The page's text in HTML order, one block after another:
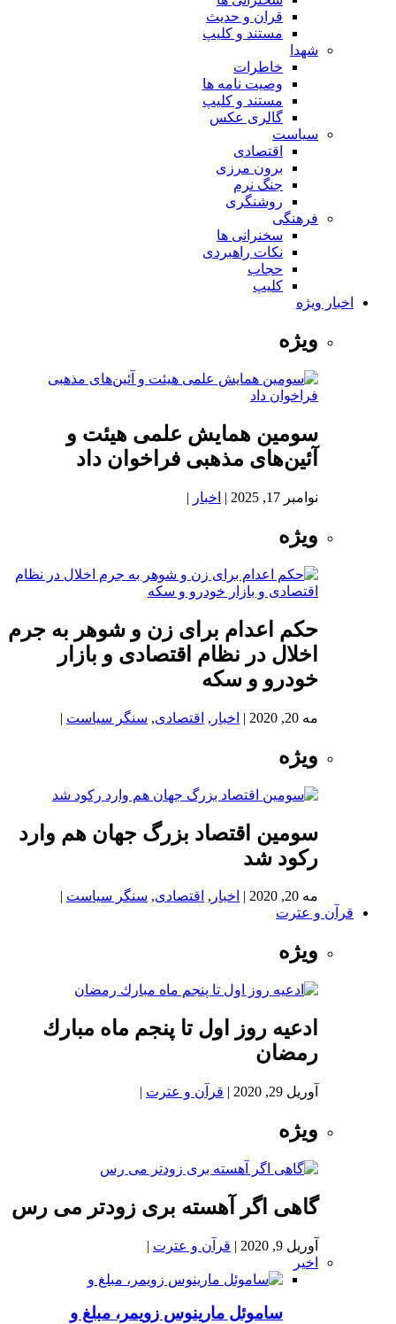
قران و حدیث
مستند و کلیپ
شهدا
خاطرات
وصیت نامه ها
مستند و کلیپ
گالری عکس
سیاست
اقتصادی
برون مرزی
جنگ نرم
روشنگری
فرهنگی
سخنرانی ها
نکات راهبردی
حجاب
کلیپ
اخبار ویژه
ویژه
سومین همایش علمی هیئت و
آئین‌های مذهبی فراخوان داد
نوامبر 17, 2025 | اخبار |
ویژه
حکم اعدام برای زن و شوهر به جرم
اخلال در نظام اقتصادی و بازار
خودرو و سکه
مه 20, 2020 | اخبار , اقتصادی, سنگر سیاست |
ویژه
سومین اقتصاد بزرگ جهان هم وارد
رکود شد
مه 20, 2020 | اخبار , اقتصادی, سنگر سیاست |
قرآن و عترت
ویژه
ادعيه روز اول تا پنجم ماه مبارك
رمضان
آوریل 29, 2020 | قرآن و عترت |
ویژه
گاهی اگر آهسته بری زودتر می رس
آوریل 9, 2020 | قرآن و عترت |
اخیر
ساموئل مارینوس زویمر، مبلغ و